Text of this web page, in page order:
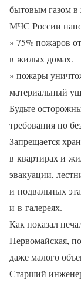
бытовым газом
МЧС России
» 75% пожаров
в жилых домах.
» пожары
материальный
Будьте
требования по
Запрещается
в квартирах и
эвакуации,
и подвальных
и в галереях.
Как показал
Первомайская,
даже малого
Старший